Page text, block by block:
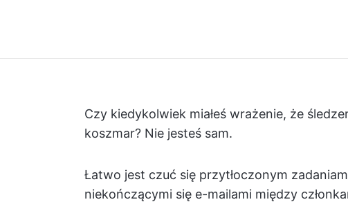
Czy kiedykolwiek miałeś wrażenie, że
koszmar? Nie jesteś sam.
Łatwo jest czuć się przytłoczonym
niekończącymi się e-mailami między